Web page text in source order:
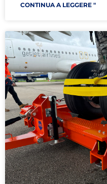
CONTINUA A LEGGERE "